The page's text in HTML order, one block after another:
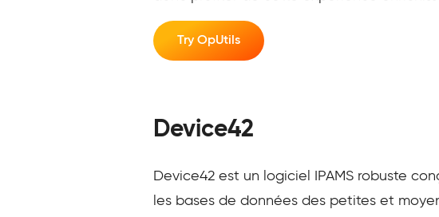
Try OpUtils
Device42
Device42 est un logiciel IPAMS robuste
les bases de données des petites et